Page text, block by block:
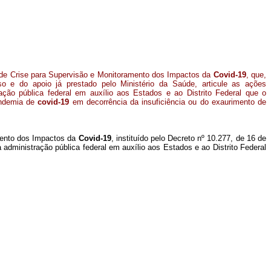
Crise para Supervisão e Monitoramento dos Impactos da Covid-19, que,
e do apoio já prestado pelo Ministério da Saúde, articule as ações
pública federal em auxílio aos Estados e ao Distrito Federal que o
decovid-19 em decorrência da insuficiência ou do exaurimento de
dos Impactos da Covid-19, instituído pelo Decreto nº 10.277, de 16 de
pública federal em auxílio aos Estados e ao Distrito Federal